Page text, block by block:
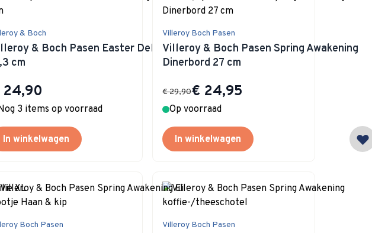
& Boch
& Boch Pasen Easter Delight Kom
cm
24,90
3 items op voorraad
In winkelwagen
Villeroy Boch Pasen
Villeroy & Boch Pasen Spring Awakening
Dinerbord 27 cm
Special Price
€ 24,95
€ 29,90
Op voorraad
In winkelwagen
Boch Pasen Villeroy Boch Pasen